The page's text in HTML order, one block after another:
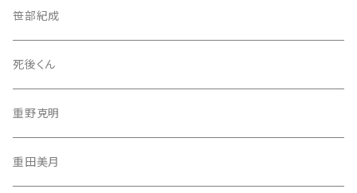
笹部紀成
死後くん
重野克明
重田美月